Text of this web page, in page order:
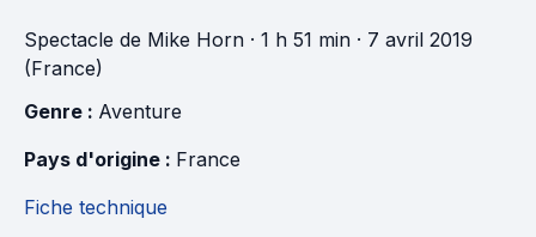
Spectacle de Mike Horn · 1 h 51 min · 7 avril 2019
(France)
Genre : Aventure
Pays d'origine : France
Fiche technique